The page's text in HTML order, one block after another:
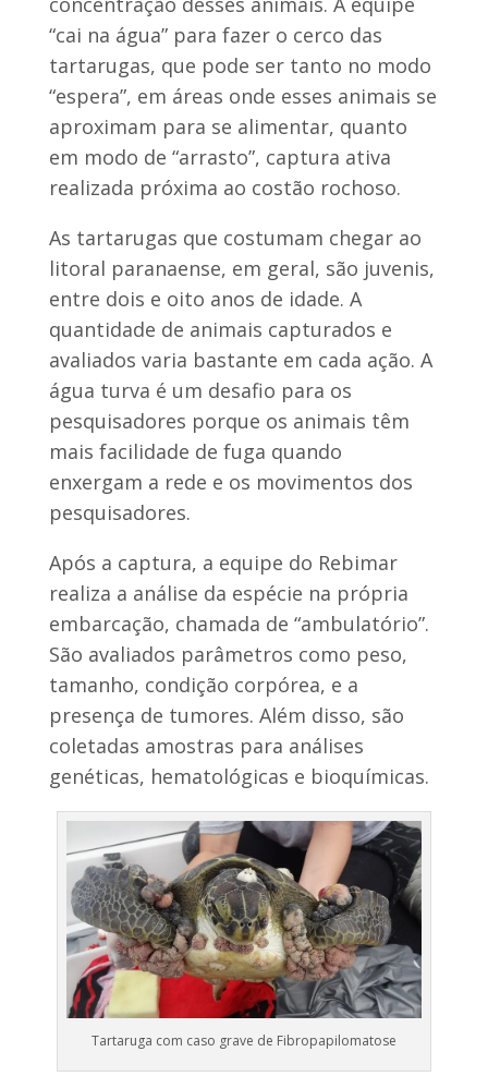
“cai na água” para fazer o cerco das
tartarugas, que pode ser tanto no modo
“espera”, em áreas onde esses animais se
aproximam para se alimentar, quanto
em modo de “arrasto”, captura ativa
realizada próxima ao costão rochoso.
As tartarugas que costumam chegar ao
litoral paranaense, em geral, são juvenis,
entre dois e oito anos de idade. A
quantidade de animais capturados e
avaliados varia bastante em cada ação. A
água turva é um desafio para os
pesquisadores porque os animais têm
mais facilidade de fuga quando
enxergam a rede e os movimentos dos
pesquisadores.
Após a captura, a equipe do Rebimar
realiza a análise da espécie na própria
embarcação, chamada de “ambulatório”.
São avaliados parâmetros como peso,
tamanho, condição corpórea, e a
presença de tumores. Além disso, são
coletadas amostras para análises
genéticas, hematológicas e bioquímicas.
Tartaruga com caso grave de Fibropapilomatose